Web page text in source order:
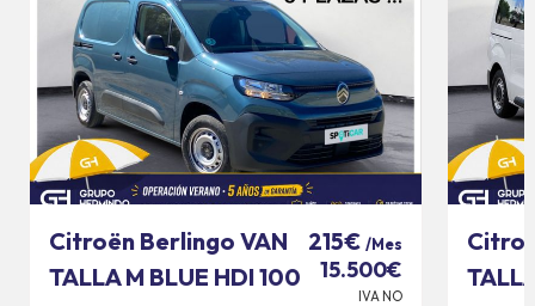
Citroën Berlingo VAN
TALLA M BLUE HDI 100
215€ /Mes
15.500€
IVA NO